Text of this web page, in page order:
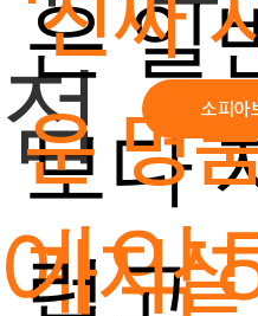
점
예약
은 일
보다
운 명
가지
소피아